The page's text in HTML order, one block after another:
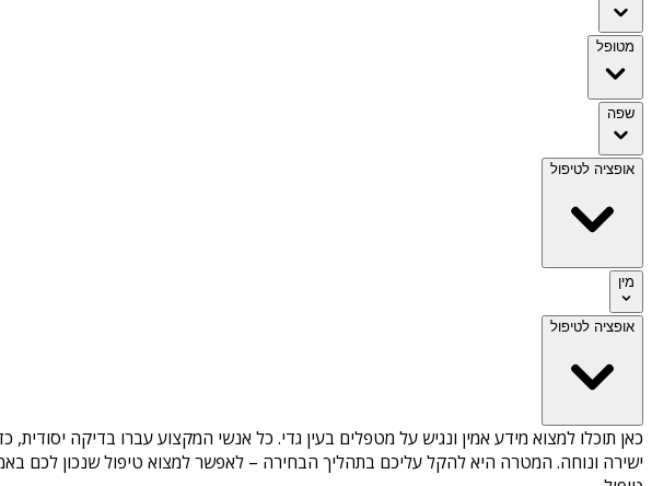
מטופל
שפה
אופציה לטיפול
מין
אופציה לטיפול
כאן תוכלו למצוא מידע אמין ונגיש על מטפלים בעין גדי. כל אנשי המקצוע עברו בדיקה יסודית,
ישירה ונוחה. המטרה היא להקל עליכם בתהליך הבחירה – לאפשר למצוא טיפול שנכון לכם